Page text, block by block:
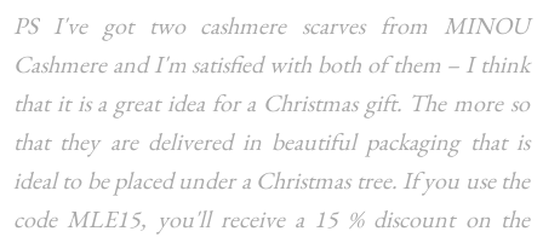
PS I've got two cashmere scarves from MINOU
Cashmere and I'm satisfied with both of them – I think
that it is a great idea for a Christmas gift. The more so
that they are delivered in beautiful packaging that is
ideal to be placed under a Christmas tree. If you use the
code MLE15, you'll receive a 15 % discount on the